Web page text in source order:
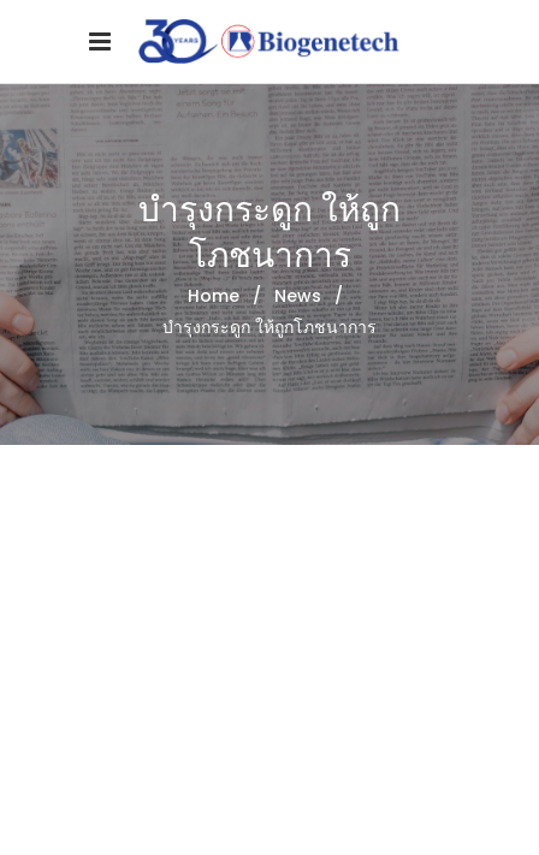
บำรุงกระดูก ให้ถูก
โภชนาการ
Home/ News/
บำรุงกระดูก ให้ถูกโภชนาการ